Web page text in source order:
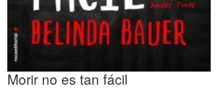
Morir no es tan fácil